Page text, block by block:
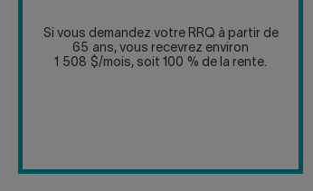
Si vous demandez votre RRQ à partir de
65 ans, vous recevrez environ
1 508 $/mois, soit 100 % de la rente.